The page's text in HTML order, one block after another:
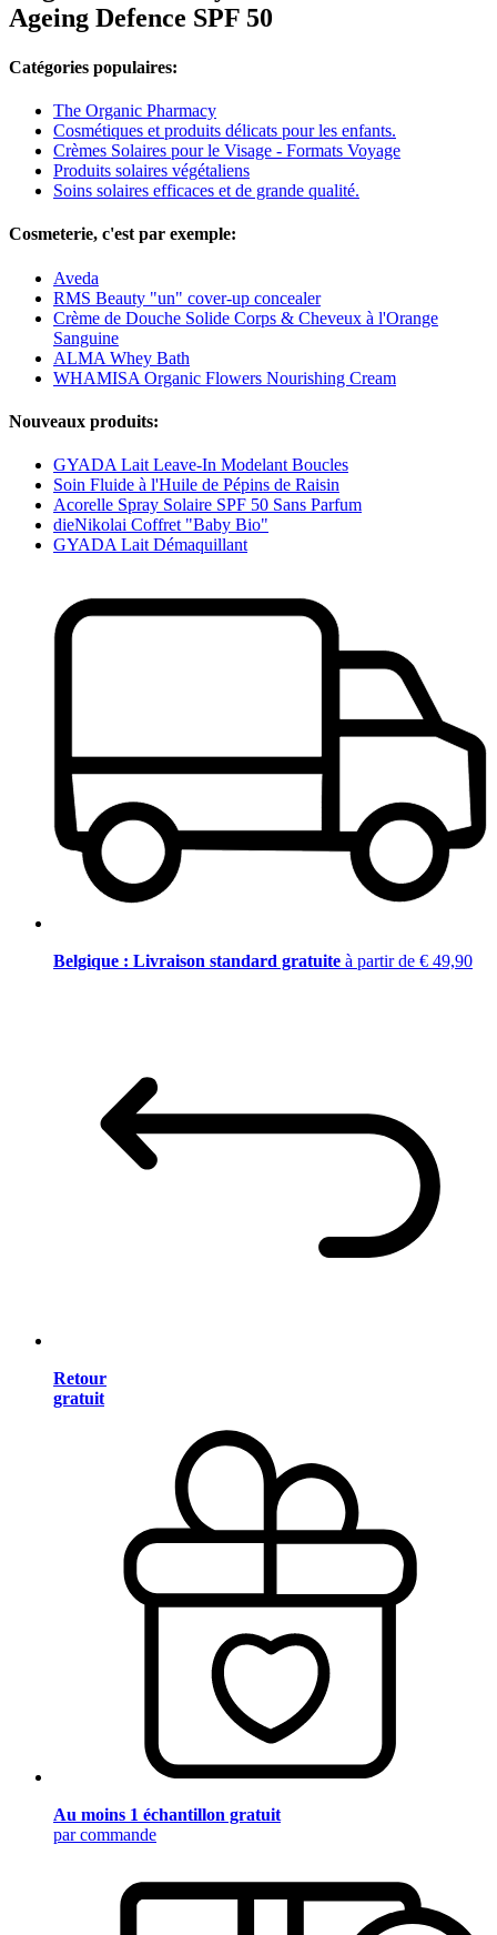
Ageing Defence SPF 50
Catégories populaires:
The Organic Pharmacy
Cosmétiques et produits délicats pour les enfants.
Crèmes Solaires pour le Visage - Formats Voyage
Produits solaires végétaliens
Soins solaires efficaces et de grande qualité.
Cosmeterie, c'est par exemple:
Aveda
RMS Beauty "un" cover-up concealer
Crème de Douche Solide Corps & Cheveux à l'Orange
Sanguine
ALMA Whey Bath
WHAMISA Organic Flowers Nourishing Cream
Nouveaux produits:
GYADA Lait Leave-In Modelant Boucles
Soin Fluide à l'Huile de Pépins de Raisin
Acorelle Spray Solaire SPF 50 Sans Parfum
dieNikolai Coffret "Baby Bio"
GYADA Lait Démaquillant
Belgique : Livraison standard gratuite à partir de € 49,90
Retour
gratuit
Au moins 1 échantillon gratuit
par commande